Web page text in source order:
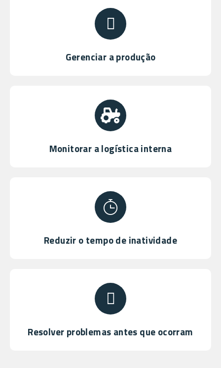
Gerenciar a produção
Monitorar a logística interna
Reduzir o tempo de inatividade
Resolver problemas antes que ocorram